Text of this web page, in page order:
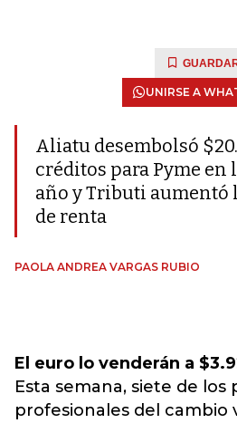
UNIRSE A
Aliatu desembolsó
créditos para Pyme en
año y Tributi aumentó
de renta
PAOLA ANDREA VARGAS RUBIO
El euro lo venderán a
Esta semana, siete de los
profesionales del cambio